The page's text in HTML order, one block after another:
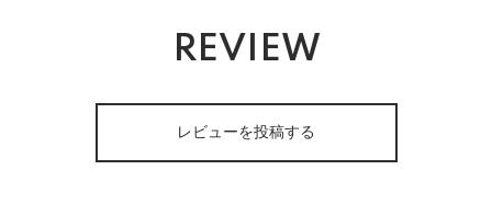
REVIEW
レビューを投稿する